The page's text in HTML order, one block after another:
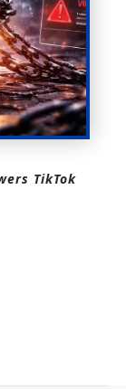
TikTok